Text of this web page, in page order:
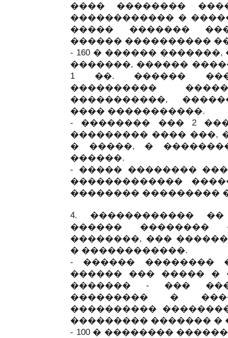
���� ��������
������������ �
����� �������
������ ����������
- 160 � ������
�������, ������
1 ��. ������
����������
�����������,
���� �����������.
- �������� ��� 2
��������� ���� ���,
� �����, �
������.
- ����� ��������
�������������
�������� ���������
4. ������������
������ ��������
��������, ���
� ������������.
- ������ ��������
������ ��� ����� �
������� - ���
��������� �
����������
��������� ������� �
- 100 � ��������